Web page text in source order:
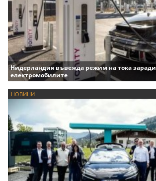
Нидерландия въвежда режим на тока заради
електромобилите
НОВИНИ